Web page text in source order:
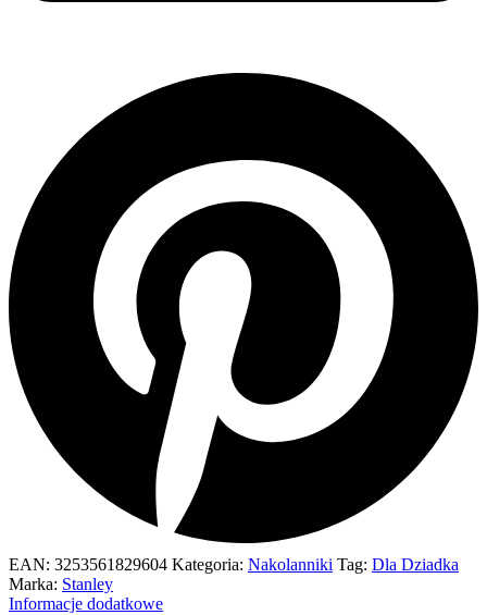
EAN: 3253561829604 Kategoria: Nakolanniki Tag: Dla Dziadka
Marka: Stanley
Informacje dodatkowe